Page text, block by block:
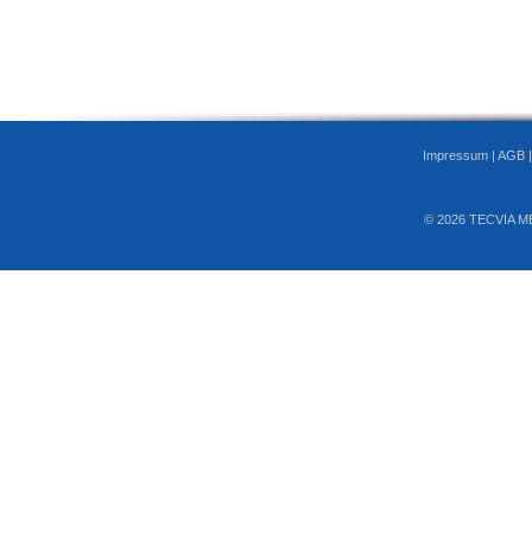
Impressum | AGB
© 2026 TECVIA